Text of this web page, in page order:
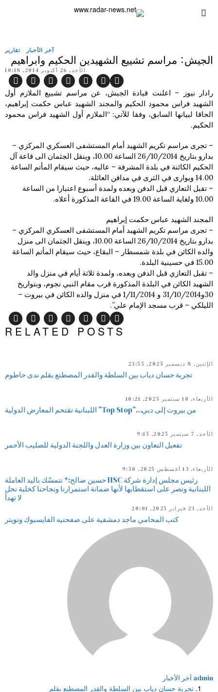
آخر الأخبار · تقارير
الجيش: مراسم تشييع الشهيدين الحكيم وابراهيم
الأحد, 26 أكتوبر 2014, 10:18
رادار نيوز – اعلنت قيادة الجيش، عن مراسم تشييع الملازم أول
الشهيد فراس محمود الحكيم والمجند الشهيد عباس حكمت إبراهيم،
الحاقا لبيانها السابق، وفقا للآتي: “الملازم أول الشهيد فراس محمود
الحكيم.
– تجرى مراسم تكريم الشهيد أمام المستشفى العسكري المركزي –
بدارو بتاريخ 26/10/2014 الساعة 10.00، وينقل الجثمان الى قاعة آل
الحكيم الكائنة في بلدة المشرفة – عاليه، حيث سيقام المأتم الساعة
14.00 ويوارى في الثرى في مدافن العائلة.
– تقبل التعازي قبل الدفن وبعده ولمدة أسبوع اعتبارا من الساعة
10.00 ولغاية الساعة 19.00 في القاعة المذكورة أعلاه.
المجند الشهيد عباس حكمت إبراهيم
– تجرى مراسم تكريم الشهيد أمام المستشفى العسكري المركزي –
بدارو بتاريخ 26/10/2014 الساعة 10.00، وينقل الجثمان الى منزل
والده الكائن في بلدة شمسطار – البقاع، حيث سيقام المأتم الساعة
15.00 في حسينية البلدة.
– تقبل التعازي قبل الدفن وبعده، ولمدة ثلاثة أيام في منزل والد
الشهيد الكائن في البلدة المذكورة قرب مقام النبي نجوم، وبتواريخ
30و31/10/2014 و 1/11/2014 في منزل والده الكائن في بيروت –
الليلكي – قرب مسجد الإمام علي”.
RELATED POSTS
الإثنين, 8 ديسمبر 2025, 23:55
تجربة حسان دياب بين السلطة والقدر المصطنع بقلم ندى حاطوم
الأربعاء, 10 سبتمبر 2025, 10:21
من بيروت إلى دبي…”Top Stop” اللبنانية تقتحم المعارض الدولية
الأحد, 7 سبتمبر 2025, 9:15
تفعيل التعاون بين وزارة العدل واللجنة الدولية للصليب الأحمر
الأربعاء, 13 أغسطس 2025, 9:50
رئيس مجلس إدارة شركة HSC حسين صالح:* نتمسّك باليد العاملة
اللبنانية ونصر على استقطابها لأنها ضمانة استمرارنا ونجاحنا كخلية نحل
لا تهدأ
الأحد, 23 فبراير 2025, 20:01
كتب المحامي ماجد دمشقية على صفحتيه الفايسبوك وتويتر
admin اَخر الأخبار
تجربة حسان دياب بين السلطة والقدر المصطنع بقلم